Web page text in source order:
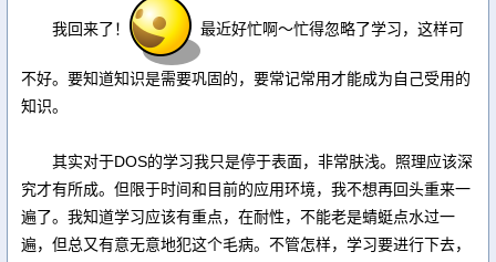
我回来了！ 最近好忙啊～忙得忽略了学习，这样可
不好。要知道知识是需要巩固的，要常记常用才能成为自己受用的
知识。
其实对于DOS的学习我只是停于表面，非常肤浅。照理应该深
究才有所成。但限于时间和目前的应用环境，我不想再回头重来一
遍了。我知道学习应该有重点，在耐性，不能老是蜻蜓点水过一
遍，但总又有意无意地犯这个毛病。不管怎样，学习要进行下去，